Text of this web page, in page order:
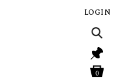
LOGIN
0